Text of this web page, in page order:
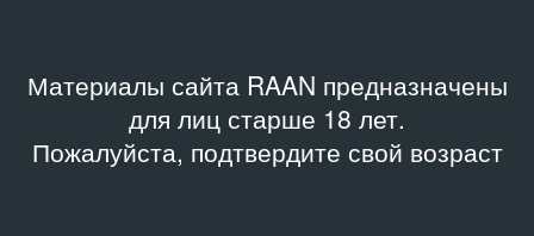
Материалы сайта RAAN предназначены
для лиц старше 18 лет.
Пожалуйста, подтвердите свой возраст